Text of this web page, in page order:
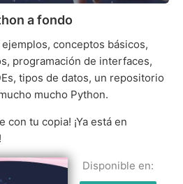
a fondo
conceptos básicos,
programación de interfaces,
tipos de datos, un repositorio
mucho Python.
con tu copia! ¡Ya está en
Disponible en: